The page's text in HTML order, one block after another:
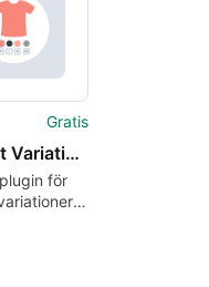
Gratis
Product Variations Swatches for WooCommerce
för
i